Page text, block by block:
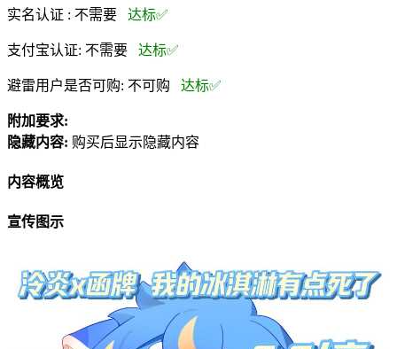
实名认证 : 不需要 达标✅
支付宝认证: 不需要 达标✅
避雷用户是否可购: 不可购 达标✅
附加要求:
隐藏内容: 购买后显示隐藏内容
内容概览
宣传图示